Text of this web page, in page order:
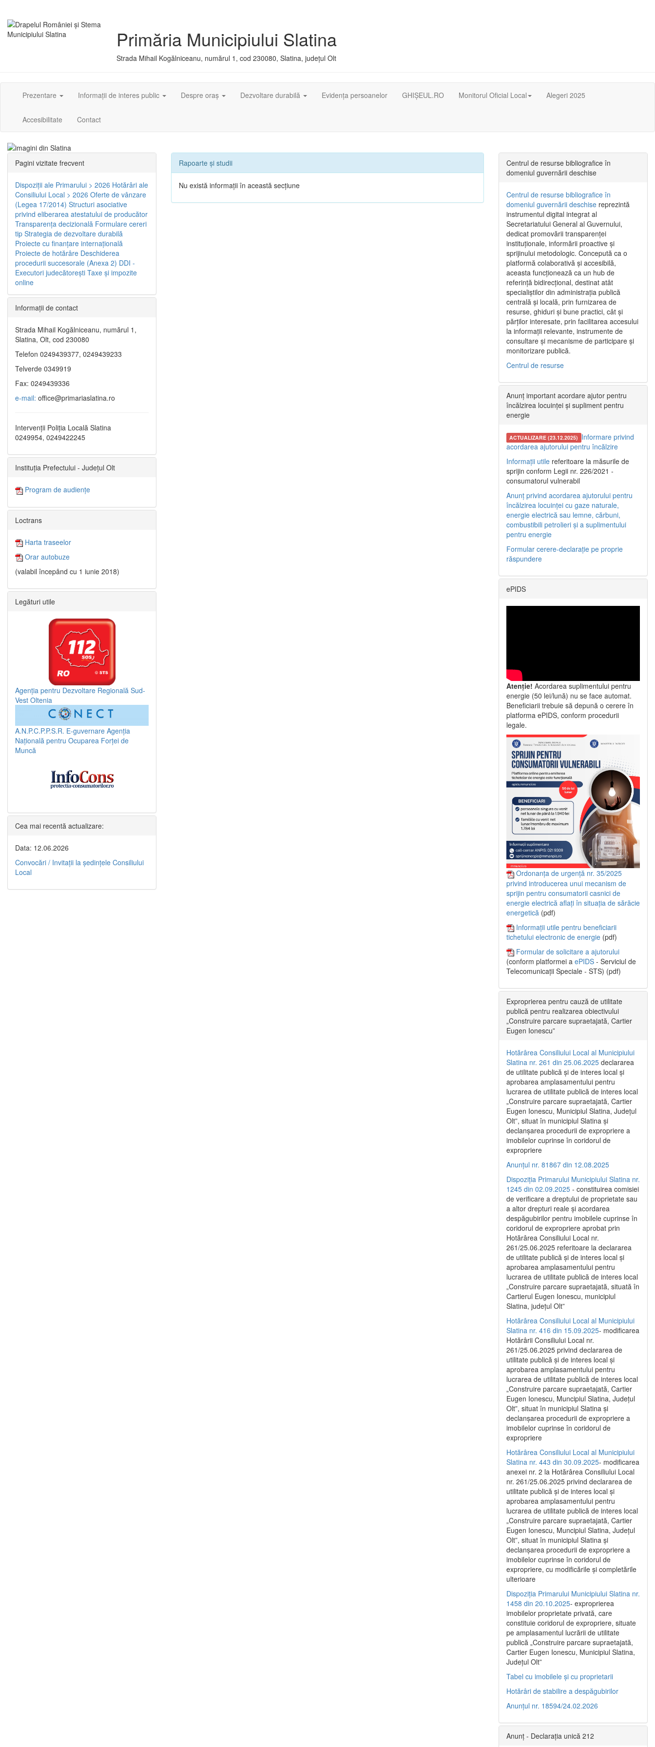
Primăria Municipiului Slatina
Strada Mihail Kogălniceanu, numărul 1, cod 230080, Slatina, județul Olt
Prezentare Informații de interes public Despre oraș Dezvoltare durabilă Evidența persoanelor GHIȘEUL.RO Monitorul Oficial Local Alegeri 2025
Accesibilitate Contact
Rapoarte și studii
Nu există informații în această secțiune
Pagini vizitate frecvent
Dispoziţii ale Primarului > 2026 Hotărâri ale
Consiliului Local > 2026 Oferte de vânzare
(Legea 17/2014) Structuri asociative
privind eliberarea atestatului de producător
Transparenţa decizională Formulare cereri
tip Strategia de dezvoltare durabilă
Proiecte cu finanţare internaţională
Proiecte de hotărâre Deschiderea
procedurii succesorale (Anexa 2) DDI -
Executori judecătorești Taxe şi impozite
online
Informaţii de contact
Strada Mihail Kogălniceanu, numărul 1,
Slatina, Olt, cod 230080
Telefon 0249439377, 0249439233
Telverde 0349919
Fax: 0249439336
e-mail: office@primariaslatina.ro
Intervenții Poliția Locală Slatina
0249954, 0249422245
Instituția Prefectului - Județul Olt
Program de audiențe
Loctrans
Harta traseelor
Orar autobuze
(valabil începând cu 1 iunie 2018)
Legături utile
Agenția pentru Dezvoltare Regională Sud-
Vest Oltenia
A.N.P.C.P.P.S.R. E-guvernare Agenția
Națională pentru Ocuparea Forței de
Muncă
Cea mai recentă actualizare:
Data: 12.06.2026
Convocări / Invitaţii la şedinţele Consiliului
Local
Centrul de resurse bibliografice în
domeniul guvernării deschise
Centrul de resurse bibliografice în
domeniul guvernării deschise reprezintă
instrumentul digital integrat al
Secretariatului General al Guvernului,
dedicat promovării transparenței
instituționale, informării proactive și
sprijinului metodologic. Concepută ca o
platformă colaborativă și accesibilă,
aceasta funcționează ca un hub de
referință bidirecțional, destinat atât
specialiștilor din administrația publică
centrală și locală, prin furnizarea de
resurse, ghiduri și bune practici, cât și
părților interesate, prin facilitarea accesului
la informații relevante, instrumente de
consultare și mecanisme de participare și
monitorizare publică.
Centrul de resurse
Anunț important acordare ajutor pentru
încălzirea locuinței și supliment pentru
energie
ACTUALIZARE (23.12.2025) Informare privind
acordarea ajutorului pentru încălzire
Informații utile referitoare la măsurile de
sprijin conform Legii nr. 226/2021 -
consumatorul vulnerabil
Anunț privind acordarea ajutorului pentru
încălzirea locuinței cu gaze naturale,
energie electrică sau lemne, cărbuni,
combustibili petrolieri și a suplimentului
pentru energie
Formular cerere-declarație pe proprie
răspundere
ePIDS
Atenție! Acordarea suplimentului pentru
energie (50 lei/lună) nu se face automat.
Beneficiarii trebuie să depună o cerere în
platforma ePIDS, conform procedurii
legale.
Ordonanța de urgență nr. 35/2025
privind introducerea unui mecanism de
sprijin pentru consumatorii casnici de
energie electrică aflați în situația de sărăcie
energetică (pdf)
Informații utile pentru beneficiarii
tichetului electronic de energie (pdf)
Formular de solicitare a ajutorului
(conform platformei a ePIDS - Serviciul de
Telecomunicații Speciale - STS) (pdf)
Exproprierea pentru cauză de utilitate
publică pentru realizarea obiectivului
„Construire parcare supraetajată, Cartier
Eugen Ionescu”
Hotărârea Consiliului Local al Municipiului
Slatina nr. 261 din 25.06.2025 declararea
de utilitate publică și de interes local și
aprobarea amplasamentului pentru
lucrarea de utilitate publică de interes local
„Construire parcare supraetajată, Cartier
Eugen Ionescu, Municipiul Slatina, Județul
Olt”, situat în municipiul Slatina și
declanșarea procedurii de expropriere a
imobilelor cuprinse în coridorul de
expropriere
Anunțul nr. 81867 din 12.08.2025
Dispoziția Primarului Municipiului Slatina nr.
1245 din 02.09.2025 - constituirea comisiei
de verificare a dreptului de proprietate sau
a altor drepturi reale și acordarea
despăgubirilor pentru imobilele cuprinse în
coridorul de expropriere aprobat prin
Hotărârea Consiliului Local nr.
261/25.06.2025 referitoare la declararea
de utilitate publică și de interes local și
aprobarea amplasamentului pentru
lucrarea de utilitate publică de interes local
„Construire parcare supraetajată, situată în
Cartierul Eugen Ionescu, municipiul
Slatina, județul Olt”
Hotărârea Consiliului Local al Municipiului
Slatina nr. 416 din 15.09.2025- modificarea
Hotărârii Consiliului Local nr.
261/25.06.2025 privind declararea de
utilitate publică și de interes local și
aprobarea amplasamentului pentru
lucrarea de utilitate publică de interes local
„Construire parcare supraetajată, Cartier
Eugen Ionescu, Muncipiul Slatina, Județul
Olt”, situat în municipiul Slatina și
declanșarea procedurii de expropriere a
imobilelor cuprinse în coridorul de
expropriere
Hotărârea Consiliului Local al Municipiului
Slatina nr. 443 din 30.09.2025- modificarea
anexei nr. 2 la Hotărârea Consiliului Local
nr. 261/25.06.2025 privind declararea de
utilitate publică şi de interes local şi
aprobarea amplasamentului pentru
lucrarea de utilitate publică de interes local
„Construire parcare supraetajată, Cartier
Eugen Ionescu, Muncipiul Slatina, Judeţul
Olt”, situat în municipiul Slatina şi
declanşarea procedurii de expropriere a
imobilelor cuprinse în coridorul de
expropriere, cu modificările şi completările
ulterioare
Dispoziția Primarului Municipiului Slatina nr.
1458 din 20.10.2025- exproprierea
imobilelor proprietate privată, care
constituie coridorul de expropriere, situate
pe amplasamentul lucrării de utilitate
publică „Construire parcare supraetajată,
Cartier Eugen Ionescu, Municipiul Slatina,
Județul Olt”
Tabel cu imobilele și cu proprietarii
Hotărâri de stabilire a despăgubirilor
Anunțul nr. 18594/24.02.2026
Anunț - Declarația unică 212